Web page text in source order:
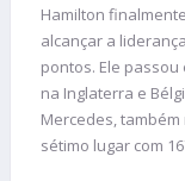
Hamilton
alcançar a
pontos. Ele
na Inglaterra e
Mercedes,
sétimo lugar com